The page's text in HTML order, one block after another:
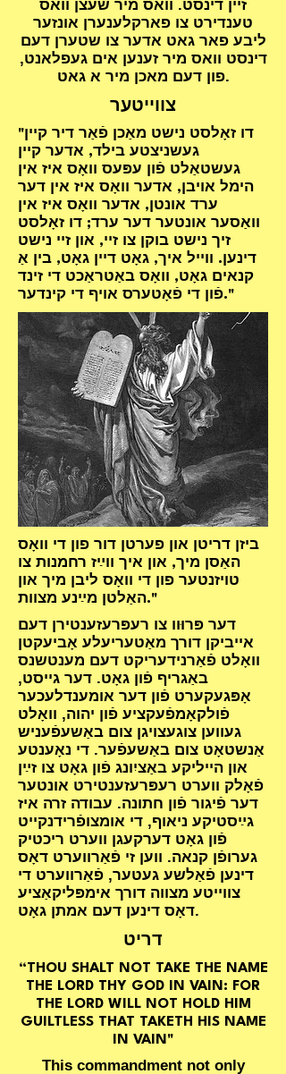
זיין דינסט. וואס מיר שעצן וואס
טענדירט צו פארקלענערן אונזער
ליבע פאר גאט אדער צו שטערן דעם
דינסט וואס מיר זענען אים געפלאנט,
פון דעם מאכן מיר א גאט.
צווייטער
"דו זאָלסט נישט מאַכן פֿאַר דיר קיין
געשניצטע בילד, אדער קיין
געשטאַלט פֿון עפּעס וואָס איז אין
הימל אויבן, אדער וואָס איז אין דער
ערד אונטן, אדער וואָס איז אין
וואַסער אונטער דער ערד; דו זאָלסט
זיך נישט בוקן צו זיי, און זיי נישט
דינען. ווייל איך, גאָט דיין גאָט, בין אַ
קנאים גאָט, וואָס באַטראַכט די זינד
פֿון די פֿאָטערס אויף די קינדער."
ביזן דריטן און פערטן דור פון די וואָס
האַסן מיך, און איך ווײַז רחמנות צו
טויזנטער פון די וואָס ליבן מיך און
האַלטן מײַנע מצוות."
דער פּרוּוו צו רעפּרעזענטירן דעם
אייביקן דורך מאַטעריעלע אָביעקטן
וואָלט פֿאַרנידעריקט דעם מענטשנס
באַגריף פֿון גאָט. דער גייסט,
אָפּגעקערט פֿון דער אומענדלעכער
פֿולקאָמפֿעקציע פֿון יהוה, וואָלט
געווען צוגעצויגן צום באַשעפֿעניש
אַנשטאָט צום באַשעפֿער. די נאָענטע
און הייליקע באַציִונג פֿון גאָט צו זײַן
פֿאָלק ווערט רעפּרעזענטירט אונטער
דער פֿיגור פֿון חתונה. עבודה זרה איז
גײַסטיקע ניאוף, די אומצופֿרידנקייט
פֿון גאָט דערקעגן ווערט ריכטיק
גערופֿן קנאה. ווען זי פֿאַרווערט דאָס
דינען פֿאַלשע געטער, פֿאַרווערט די
צווייטע מצווה דורך אימפּליקאַציע
דאָס דינען דעם אמתן גאָט.
דריט
“THOU SHALT NOT TAKE THE NAME
THE LORD THY GOD IN VAIN: FOR
THE LORD WILL NOT HOLD HIM
GUILTLESS THAT TAKETH HIS NAME
IN VAIN"
This commandment not only